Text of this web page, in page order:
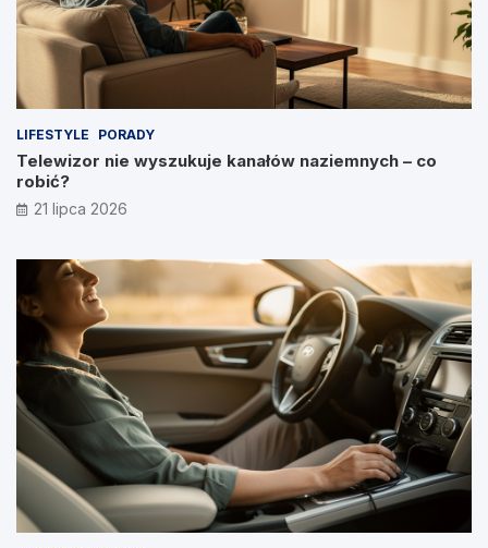
LIFESTYLE PORADY
Telewizor nie wyszukuje kanałów naziemnych – co
robić?
21 lipca 2026